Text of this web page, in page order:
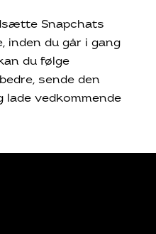
Snapchats
inden du går i gang
du følge
sende den
lade vedkommende